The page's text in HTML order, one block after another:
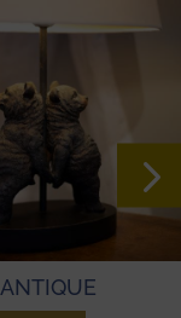
SÉJOUR